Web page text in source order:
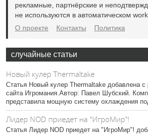
рекламные, партнёрские и
не используются в автоматическом
О проекте
Контакты Политика
случайные статьи
Новый кулер Thermaltake
Статья Новый кулер Thermaltake добавлена с
сайта Игромания.Автор: Павел Шубский.
представила мощную систему охлаждения
Лидер NOD приедет на "ИгроМир"!
Статья Лидер NOD приедет на "ИгроМир"!